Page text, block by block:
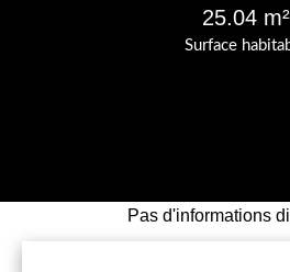
Surface
25.04 m²
Pas d'informations